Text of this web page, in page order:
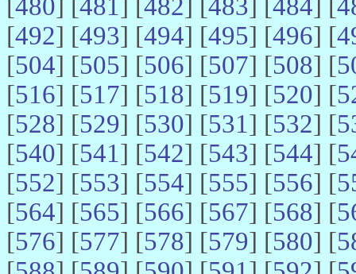
[480] [481] [482] [483] [484] [
[492] [493] [494] [495] [496] [
[504] [505] [506] [507] [508] [
[516] [517] [518] [519] [520] [
[528] [529] [530] [531] [532] [
[540] [541] [542] [543] [544] [
[552] [553] [554] [555] [556] [
[564] [565] [566] [567] [568] [
[576] [577] [578] [579] [580] [